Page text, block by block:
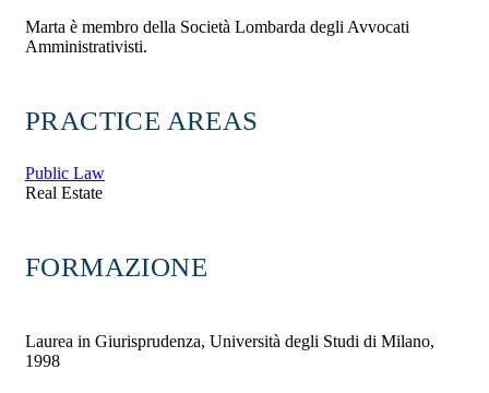
Marta è membro della Società Lombarda degli Avvocati
Amministrativisti.
Public Law
Real Estate
PRACTICE AREAS
FORMAZIONE
Laurea in Giurisprudenza, Università degli Studi di Milano,
1998